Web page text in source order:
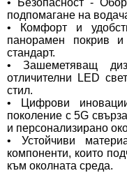
• Безопасност -
подпомагане на
• Комфорт и
панорамен покрив и
стандарт.
• Зашеметяващ
отличителни LED
стил.
• Цифрови
поколение с 5G
и персонализирано
• Устойчиви
компоненти, които
към околната среда.